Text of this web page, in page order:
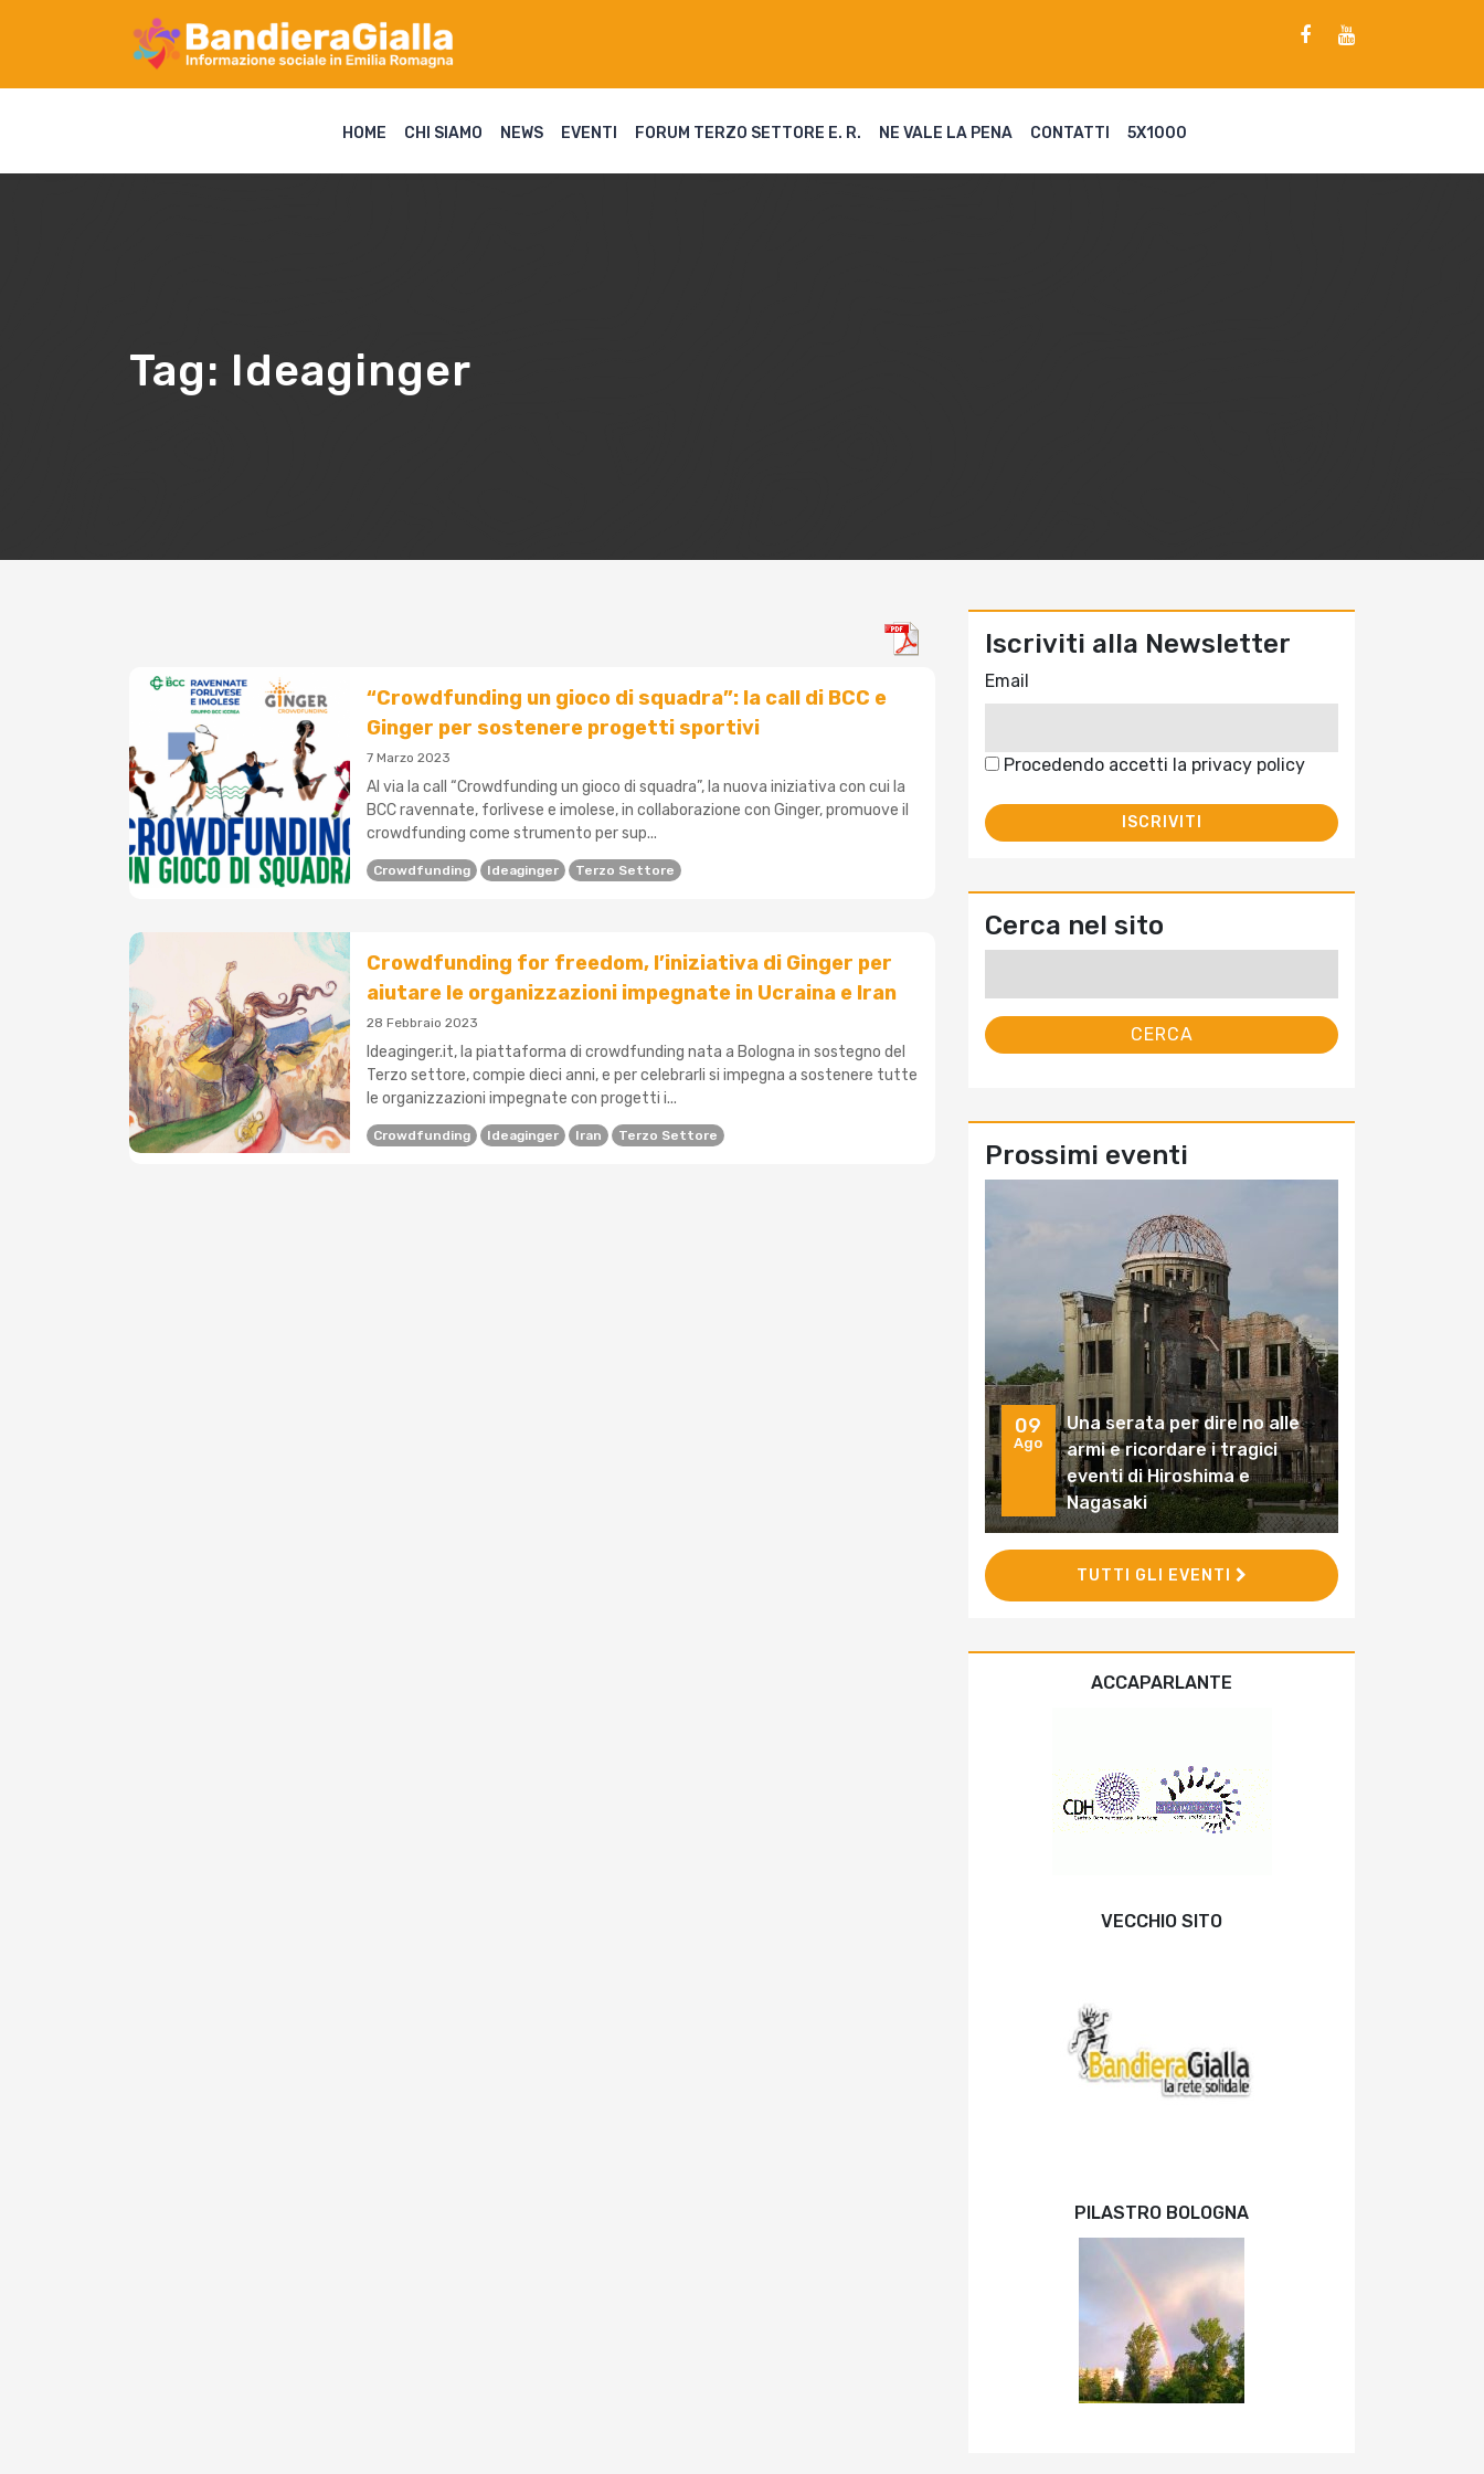
HOME CHI SIAMO NEWS EVENTI FORUM TERZO SETTORE E. R. NE VALE LA PENA CONTATTI 5X1000
Tag: Ideaginger
“Crowdfunding un gioco di squadra”: la call di BCC e
Ginger per sostenere progetti sportivi
7 Marzo 2023
Al via la call “Crowdfunding un gioco di squadra”, la nuova iniziativa con cui la
BCC ravennate, forlivese e imolese, in collaborazione con Ginger, promuove il
crowdfunding come strumento per sup...
Crowdfunding Ideaginger Terzo Settore
Crowdfunding for freedom, l’iniziativa di Ginger per
aiutare le organizzazioni impegnate in Ucraina e Iran
28 Febbraio 2023
Ideaginger.it, la piattaforma di crowdfunding nata a Bologna in sostegno del
Terzo settore, compie dieci anni, e per celebrarli si impegna a sostenere tutte
le organizzazioni impegnate con progetti i...
Crowdfunding Ideaginger Iran Terzo Settore
Iscriviti alla Newsletter
Email
Procedendo accetti la privacy policy
Cerca nel sito
Prossimi eventi
09
Ago
Una serata per dire no alle
armi e ricordare i tragici
eventi di Hiroshima e
Nagasaki
TUTTI GLI EVENTI
ACCAPARLANTE
VECCHIO SITO
PILASTRO BOLOGNA